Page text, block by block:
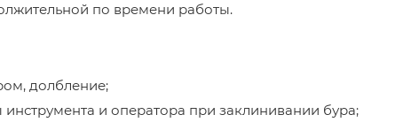
по времени работы.
долбление;
и оператора при заклинивании бура;